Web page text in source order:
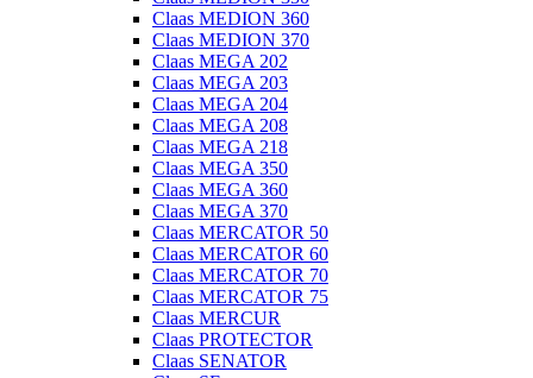
Claas MEDION 360
Claas MEDION 370
Claas MEGA 202
Claas MEGA 203
Claas MEGA 204
Claas MEGA 208
Claas MEGA 218
Claas MEGA 350
Claas MEGA 360
Claas MEGA 370
Claas MERCATOR 50
Claas MERCATOR 60
Claas MERCATOR 70
Claas MERCATOR 75
Claas MERCUR
Claas PROTECTOR
Claas SENATOR